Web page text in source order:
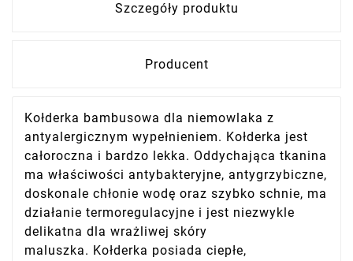
Szczegóły produktu
Producent
Kołderka bambusowa dla niemowlaka z
antyalergicznym wypełnieniem. Kołderka jest
całoroczna i bardzo lekka. Oddychająca tkanina
ma właściwości antybakteryjne, antygrzybiczne,
doskonale chłonie wodę oraz szybko schnie, ma
działanie termoregulacyjne i jest niezwykle
delikatna dla wrażliwej skóry
maluszka. Kołderka posiada ciepłe,